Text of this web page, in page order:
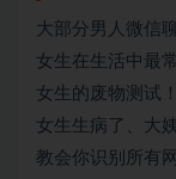
大部分男人微信
女生在生活中最
女生的废物测试
女生生病了、大
教会你识别所有